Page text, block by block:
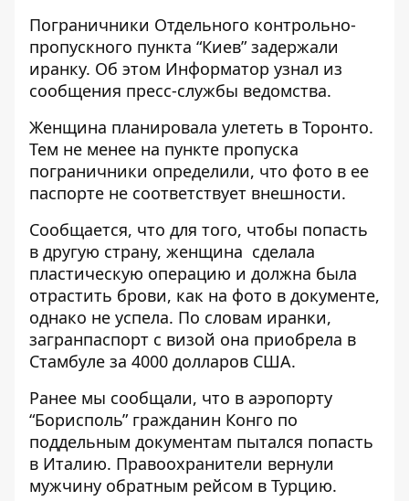
Пограничники Отдельного контрольно-
пропускного пункта “Киев” задержали
иранку. Об этом Информатор узнал из
сообщения пресс-службы ведомства.
Женщина планировала улететь в Торонто.
Тем не менее на пункте пропуска
пограничники определили, что фото в ее
паспорте не соответствует внешности.
Сообщается, что для того, чтобы попасть
в другую страну, женщина сделала
пластическую операцию и должна была
отрастить брови, как на фото в документе,
однако не успела. По словам иранки,
загранпаспорт с визой она приобрела в
Стамбуле за 4000 долларов США.
Ранее мы сообщали, что в аэропорту
“Борисполь” гражданин Конго по
поддельным документам пытался попасть
в Италию. Правоохранители вернули
мужчину обратным рейсом в Турцию.